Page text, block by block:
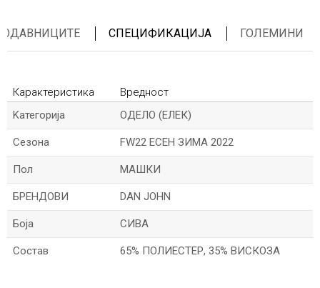
СПЕЦИФИКАЦИЈА ГОЛЕМИНИ
Карактеристика
Вредност
Kатегорија
ОДЕЛО (ЕЛЕК)
Сезона FW22 ЕСЕН ЗИМА 2022
Пол МАШКИ
БРЕНДОВИ DAN JOHN
Боја СИВА
Состав 65% ПОЛИЕСТЕР, 35% ВИСКОЗА